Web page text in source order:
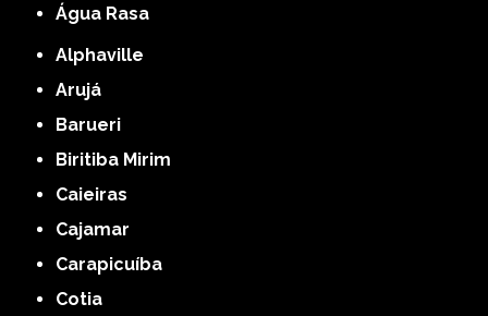
Água Rasa
Alphaville
Arujá
Barueri
Biritiba Mirim
Caieiras
Cajamar
Carapicuíba
Cotia